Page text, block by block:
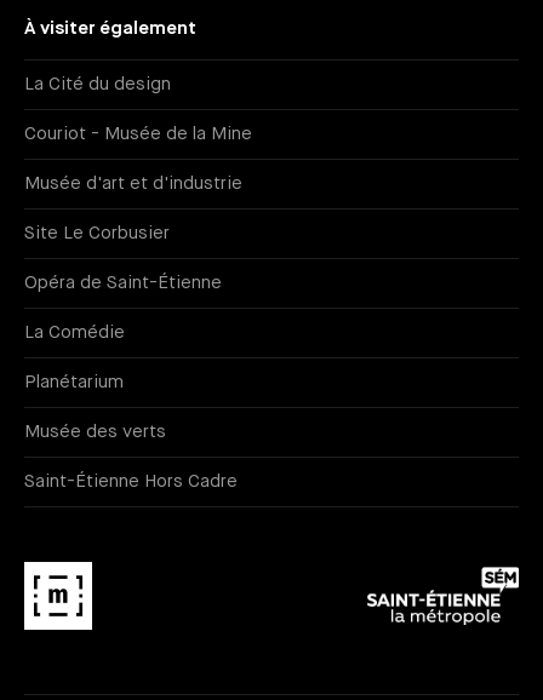
À visiter également
La Cité du design
Couriot - Musée de la Mine
Musée d'art et d'industrie
Site Le Corbusier
Opéra de Saint-Étienne
La Comédie
Planétarium
Musée des verts
Saint-Étienne Hors Cadre